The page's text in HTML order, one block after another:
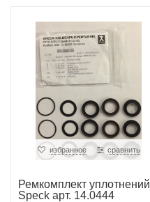
избранное сравнить
Ремкомплект уплотнений
Speck арт. 14.0444